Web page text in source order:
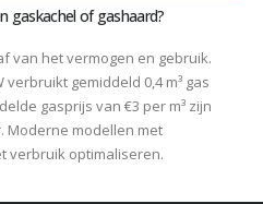
gaskachel of gashaard?
van het vermogen en gebruik.
verbruikt gemiddeld 0,4 m³ gas
gasprijs van €3 per m³ zijn
Moderne modellen met
verbruik optimaliseren.